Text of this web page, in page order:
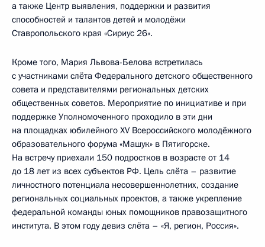
а также Центр выявления, поддержки и развития
способностей и талантов детей и молодёжи
Ставропольского края «Сириус 26».
Кроме того, Мария Львова-Белова встретилась
с участниками слёта Федерального детского общественного
совета и представителями региональных детских
общественных советов. Мероприятие по инициативе и при
поддержке Уполномоченного проходило в эти дни
на площадках юбилейного XV Всероссийского молодёжного
образовательного форума «Машук» в Пятигорске.
На встречу приехали 150 подростков в возрасте от 14
до 18 лет из всех субъектов РФ. Цель слёта – развитие
личностного потенциала несовершеннолетних, создание
региональных социальных проектов, а также укрепление
федеральной команды юных помощников правозащитного
института. В этом году девиз слёта – «Я, регион, Россия».